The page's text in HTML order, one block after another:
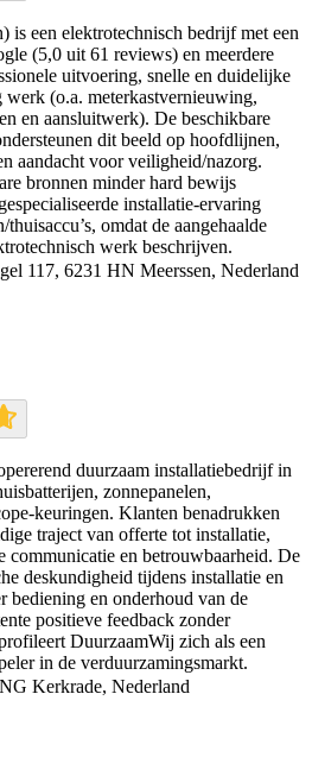
is een elektrotechnisch bedrijf met een
(5,0 uit 61 reviews) en meerdere
uitvoering, snelle en duidelijke
(o.a. meterkastvernieuwing,
en aansluitwerk). De beschikbare
dit beeld op hoofdlijnen,
aandacht voor veiligheid/nazorg.
bronnen minder hard bewijs
installatie-ervaring
omdat de aangehaalde
werk beschrijven.
117, 6231 HN Meerssen, Nederland
duurzaam installatiebedrijf in
zonnepanelen,
keuringen. Klanten benadrukken
traject van offerte tot installatie,
communicatie en betrouwbaarheid. De
deskundigheid tijdens installatie en
bediening en onderhoud van de
positieve feedback zonder
DuurzaamWij zich als een
in de verduurzamingsmarkt.
Kerkrade, Nederland